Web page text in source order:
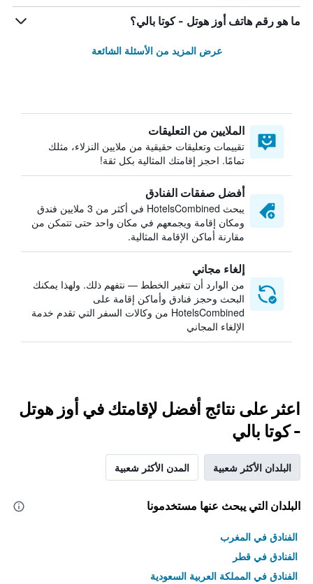
ما هو رقم هاتف أوز هوتل - كوتا بالي؟
عرض المزيد من الأسئلة الشائعة
الملايين من التعليقات
تقييمات وتعليقات حقيقية من ملايين النزلاء، مثلك
تمامًا. احجز إقامتك المثالية بكل ثقة!
أفضل صفقات الفنادق
يبحث HotelsCombined في أكثر من 3 ملايين فندق
ومكان إقامة ويجمعهم في مكان واحد حتى تتمكن من
مقارنة أماكن الإقامة المثالية.
إلغاء مجاني
من الوارد أن تتغير الخطط — نتفهم ذلك. ولهذا يمكنك
البحث وحجز فنادق وأماكن إقامة على
HotelsCombined من وكالات السفر التي تقدم خدمة
الإلغاء المجاني
اعثر على نتائج أفضل لإقامتك في أوز هوتل
- كوتا بالي
البلدان الأكثر شعبية المدن الأكثر شعبية
البلدان التي يبحث عنها مستخدمونا
الفنادق في المغرب
الفنادق في قطر
الفنادق في المملكة العربية السعودية